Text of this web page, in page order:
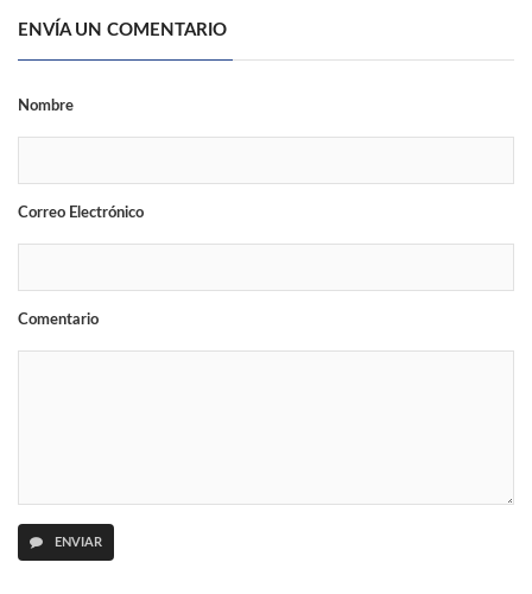
ENVÍA UN COMENTARIO
Nombre
Correo Electrónico
Comentario
ENVIAR